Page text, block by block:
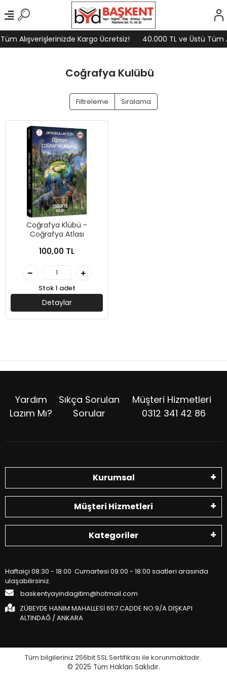
Alışverişlerinizde Kargo Ücretsiz! 40.000 TL ve Üstü Tüm
Coğrafya Kulübü
Filtreleme Sıralama
Coğrafya Klübü -
Coğrafya Atlası
100,00 TL
Stok 1 adet
Detaylar
Yardım
Lazım Mı?
Sıkça Sorulan
Sorular
Müşteri Hizmetleri
0312 341 42 86
Kurumsal
Müşteri Hizmetleri
Kategoriler
Haftaiçi 08:30 - 18:00 Cumartesi 09:00 - 18:00 saatleri arasında
ulaşabilirsiniz.
baskentyayindagitim@hotmail.com
ZÜBEYDE HANIM MAHALLESİ 657.CADDE NO:9/A DIŞKAPI
ALTINDAĞ / ANKARA
Tüm bilgileriniz 256bit SSL Sertifikası ile korunmaktadır.
© 2025 Tüm Hakları Saklıdır.